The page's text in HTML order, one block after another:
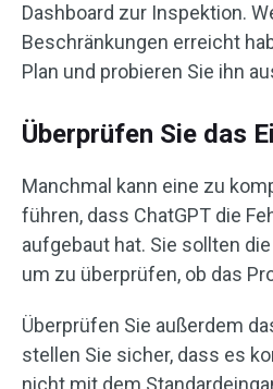
Dashboard zur Inspektion.
Beschränkungen erreicht
Plan und probieren Sie ihn
Überprüfen Sie das
Manchmal kann eine zu
führen, dass ChatGPT die
aufgebaut hat. Sie sollten
um zu überprüfen, ob das
Überprüfen Sie außerdem
stellen Sie sicher, dass es
nicht mit dem